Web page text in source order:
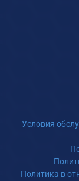
Условия
Политика в